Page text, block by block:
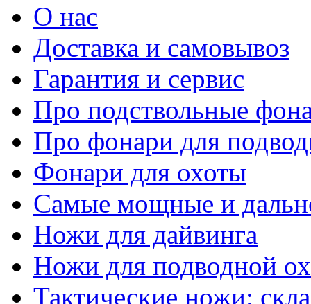
О нас
Доставка и самовывоз
Гарантия и сервис
Про подствольные
Про фонари для
Фонари для охоты
Самые мощные и
Ножи для дайвинга
Ножи для подводной
Тактические ножи: